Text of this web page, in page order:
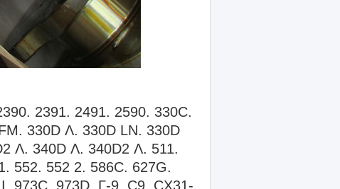
2391. 2491. 2590. 330C.
330D Λ. 330D LN. 330D
Λ. 340D Λ. 340D2 Λ. 511.
552. 552 2. 586C. 627G.
973C. 973D. Γ-9. C9. CX31-